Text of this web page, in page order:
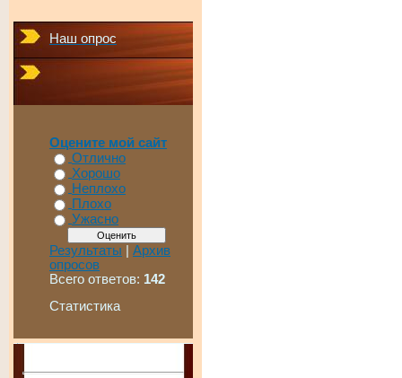
Наш опрос
Оцените мой сайт
Отлично
Хорошо
Неплохо
Плохо
Ужасно
Результаты | Архив
опросов
Всего ответов: 142
Статистика